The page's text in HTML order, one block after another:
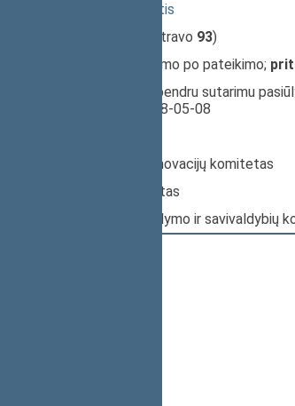
Remigijus Žemaitaitis
(užsiregistravo 93)
dėl pritarimo po pateikimo;
Įvyko balsavimas. Pritarta bendru sutarimu
Seimo posėdyje datą - 2018-05-08
Pagrindinis: Ekonomikos ir inovacijų komitetas
Papildomas: Audito komitetas
Papildomas: Valstybės valdymo ir savivaldybių